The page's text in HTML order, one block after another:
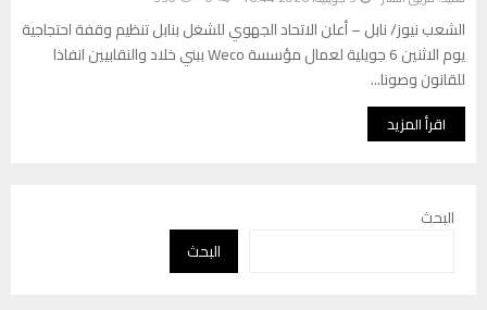
الشعب نيوز/ نابل – أعلن الاتحاد الجهوي للشغل بنابل تنظيم وقفة احتجاجية
يوم الاثنين 6 جويلية لعمال مؤسسة Weco ببني خلاد والنقابيين انفاذا
للقانون وصونا...
اقرأ المزيد
البحث
البحث